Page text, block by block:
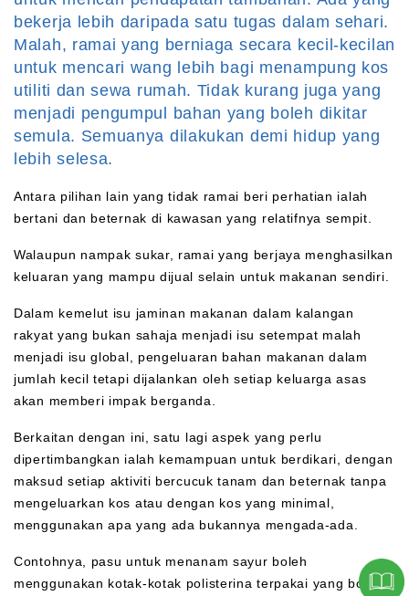
bekerja lebih daripada satu tugas dalam sehari.
Malah, ramai yang berniaga secara kecil-kecilan
untuk mencari wang lebih bagi menampung kos
utiliti dan sewa rumah. Tidak kurang juga yang
menjadi pengumpul bahan yang boleh dikitar
semula. Semuanya dilakukan demi hidup yang
lebih selesa.
Antara pilihan lain yang tidak ramai beri perhatian ialah
bertani dan beternak di kawasan yang relatifnya sempit.
Walaupun nampak sukar, ramai yang berjaya menghasilkan
keluaran yang mampu dijual selain untuk makanan sendiri.
Dalam kemelut isu jaminan makanan dalam kalangan
rakyat yang bukan sahaja menjadi isu setempat malah
menjadi isu global, pengeluaran bahan makanan dalam
jumlah kecil tetapi dijalankan oleh setiap keluarga asas
akan memberi impak berganda.
Berkaitan dengan ini, satu lagi aspek yang perlu
dipertimbangkan ialah kemampuan untuk berdikari, dengan
maksud setiap aktiviti bercucuk tanam dan beternak tanpa
mengeluarkan kos atau dengan kos yang minimal,
menggunakan apa yang ada bukannya mengada-ada.
Contohnya, pasu untuk menanam sayur boleh
menggunakan kotak-kotak polisterina terpakai yang boleh